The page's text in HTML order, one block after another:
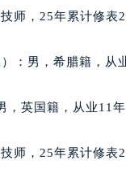
街积家售后服务中
长安路积家售后服
大同街积家售后服
兴大街积家售后服
师，25年累计修表
：男，希腊籍，从
英国籍，从业11
师，25年累计修表